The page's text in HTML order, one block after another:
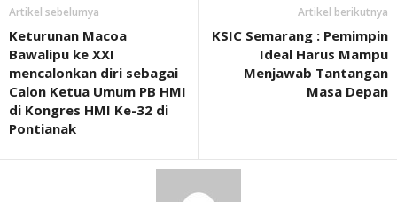
Artikel sebelumya
Keturunan Macoa
Bawalipu ke XXI
mencalonkan diri sebagai
Calon Ketua Umum PB HMI
di Kongres HMI Ke-32 di
Pontianak
Artikel berikutnya
KSIC Semarang : Pemimpin
Ideal Harus Mampu
Menjawab Tantangan
Masa Depan